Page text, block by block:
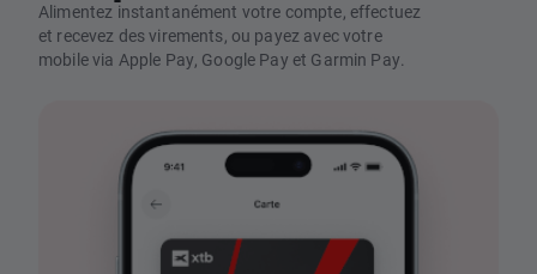
Alimentez instantanément votre compte, effectuez
et recevez des virements, ou payez avec votre
mobile via Apple Pay, Google Pay et Garmin Pay.